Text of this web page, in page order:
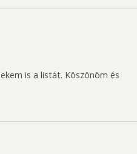
is a listát. Köszönöm és